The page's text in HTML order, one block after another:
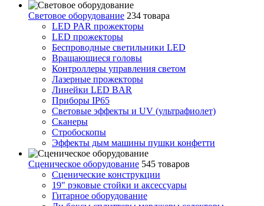
Световое оборудование 234 товара
LED PAR прожекторы
LED прожекторы
Беспроводные светильники LED
Вращающиеся головы
Контроллеры управления светом
Лазерные прожекторы
Линейки LED BAR
Приборы IP65
Световые эффекты и UV (ультрафиолет)
Сканеры
Стробоскопы
Эффекты дым машины пушки конфетти
Сценическое оборудование 545 товаров
Сценические конструкции
19" рэковые стойки и аксесcуары
Гитарное оборудование